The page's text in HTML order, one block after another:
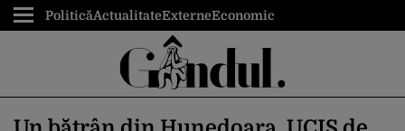
PoliticăActualitateExterneEconomic